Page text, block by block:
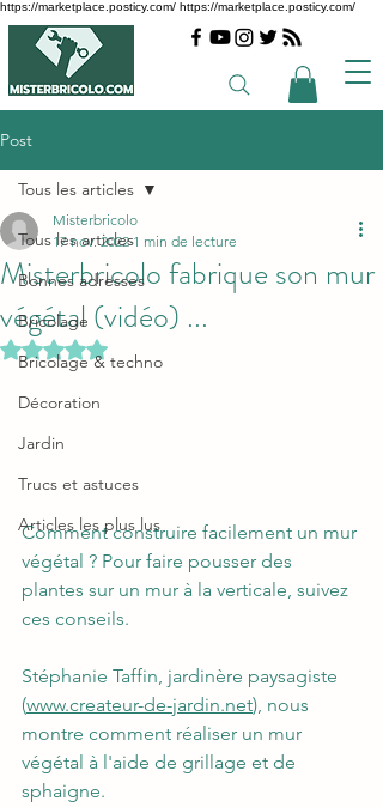
https://marketplace.posticy.com/ https://marketplace.posticy.com/
Post
Tous les articles
Bonnes adresses
Bricolage
Bricolage & techno
Décoration
Jardin
Trucs et astuces
Articles les plus lus
Tous les articles
Misterbricolo fabrique son mur
végétal (vidéo) ...
Misterbricolo
17 nov. 2022 1 min de lecture
Noté NaN étoiles sur 5.
Comment construire facilement un mur
végétal ? Pour faire pousser des
plantes sur un mur à la verticale, suivez
ces conseils.
Stéphanie Taffin, jardinère paysagiste
(www.createur-de-jardin.net), nous
montre comment réaliser un mur
végétal à l'aide de grillage et de
sphaigne.